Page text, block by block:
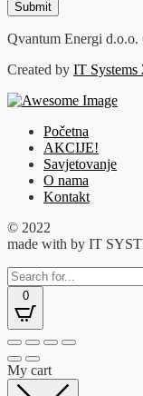
Qvantum Energi
Created by IT Systems
Početna
AKCIJE!
Savjetovanje
O nama
Kontakt
© 2022
made with by IT
0
My cart